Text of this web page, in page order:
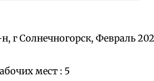
г Солнечногорск, Февраль
мест : 5